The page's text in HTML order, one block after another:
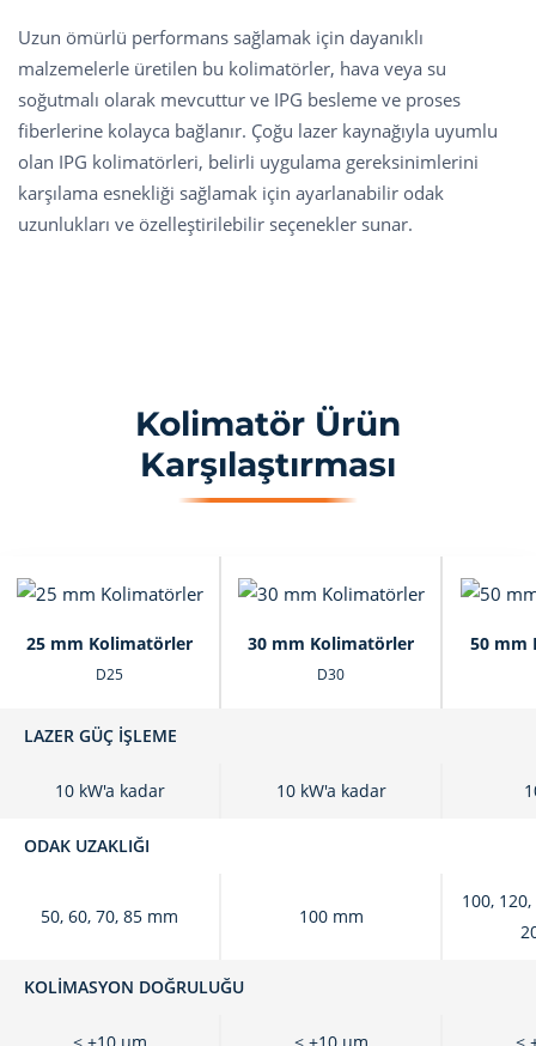
Uzun ömürlü performans sağlamak için dayanıklı
malzemelerle üretilen bu kolimatörler, hava veya su
soğutmalı olarak mevcuttur ve IPG besleme ve proses
fiberlerine kolayca bağlanır. Çoğu lazer kaynağıyla uyumlu
olan IPG kolimatörleri, belirli uygulama gereksinimlerini
karşılama esnekliği sağlamak için ayarlanabilir odak
uzunlukları ve özelleştirilebilir seçenekler sunar.
Kolimatör Ürün
Karşılaştırması
25 mm Kolimatörler 30 mm Kolimatörler 50 mm
D25 D30
LAZER GÜÇ İŞLEME
10 kW'a kadar 10 kW'a kadar
ODAK UZAKLIĞI
50, 60, 70, 85 mm 100 mm
100,
KOLIMASYON DOĞRULUĞU